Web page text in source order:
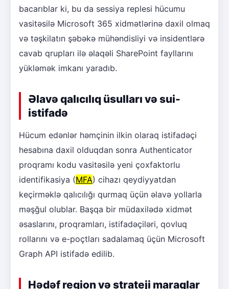
bacarıblar ki, bu da sessiya replesi hücumu
vasitəsilə Microsoft 365 xidmətlərinə daxil olmaq
və təşkilatın şəbəkə mühəndisliyi və insidentlərə
cavab qrupları ilə əlaqəli SharePoint fayllarını
yükləmək imkanı yaradıb.
Əlavə qalıcılıq üsulları və sui-
istifadə
Hücum edənlər həmçinin ilkin olaraq istifadəçi
hesabına daxil olduqdan sonra Authenticator
proqramı kodu vasitəsilə yeni çoxfaktorlu
identifikasiya (MFA) cihazı qeydiyyatdan
keçirməklə qalıcılığı qurmaq üçün əlavə yollarla
məşğul olublar. Başqa bir müdaxilədə xidmət
əsaslarını, proqramları, istifadəçiləri, qovluq
rollarını və e-poçtları sadalamaq üçün Microsoft
Graph API istifadə edilib.
Hədəf region və strateji maraqlar